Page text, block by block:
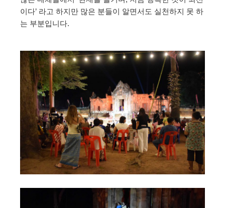
이다’ 라고 하지만 많은 분들이 알면서도 실천하지 못 하
는 부분입니다.